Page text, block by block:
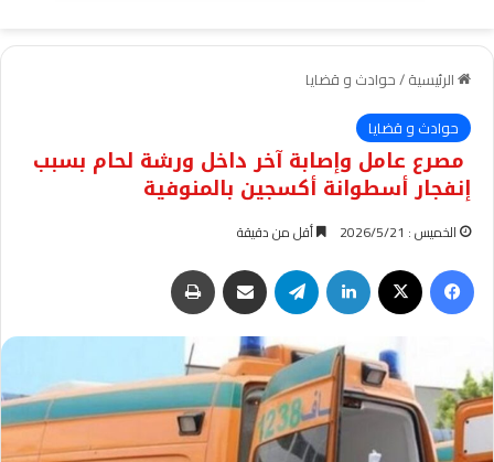
الرئيسية/حوادث و قضايا
حوادث و قضايا
مصرع عامل وإصابة آخر داخل ورشة لحام بسبب
إنفجار أسطوانة أكسجين بالمنوفية
الخميس : 2026/5/21 أقل من دقيقة
فيسبوك لينكدإن تيلقرام مشاركة عبر البريد